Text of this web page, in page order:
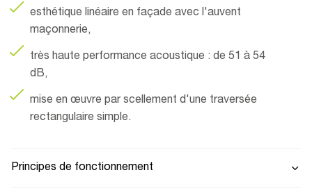
esthétique linéaire en façade avec l'auvent
maçonnerie,
très haute performance acoustique : de 51 à 54
dB,
mise en œuvre par scellement d'une traversée
rectangulaire simple.
Principes de fonctionnement